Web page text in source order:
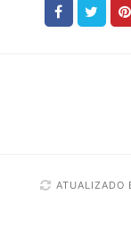
ATUALIZADO